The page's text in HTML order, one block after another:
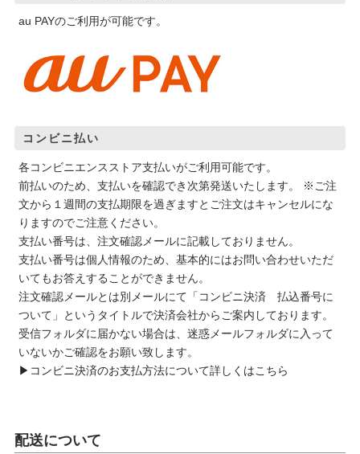
au PAYのご利用が可能です。
コンビニ払い
各コンビニエンスストア支払いがご利用可能です。
前払いのため、支払いを確認でき次第発送いたします。 ※ご注
文から１週間の支払期限を過ぎますとご注文はキャンセルにな
りますのでご注意ください。
支払い番号は、注文確認メールに記載しておりません。
支払い番号は個人情報のため、基本的にはお問い合わせいただ
いてもお答えすることができません。
注文確認メールとは別メールにて「コンビニ決済 払込番号に
ついて」というタイトルで決済会社からご案内しております。
受信フォルダに届かない場合は、迷惑メールフォルダに入って
いないかご確認をお願い致します。
▶コンビニ決済のお支払方法について詳しくはこちら
配送について